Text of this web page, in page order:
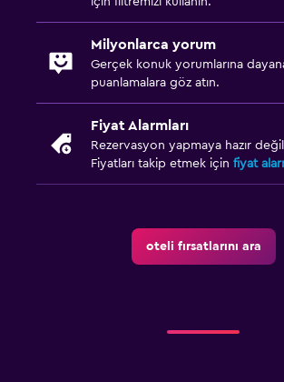
Milyonlarca yorum
Gerçek konuk yorumlarına
puanlamalara göz atın.
Fiyat Alarmları
Rezervasyon yapmaya hazır
Fiyatları takip etmek için fiyat
oteli fırsatlarını ara